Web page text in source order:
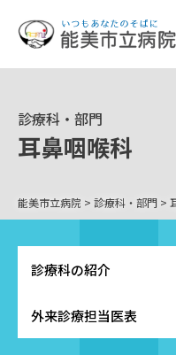
診療科・部門
耳鼻咽喉科
能美市立病院 > 診療科・部門 >
診療科の紹介
外来診療担当医表